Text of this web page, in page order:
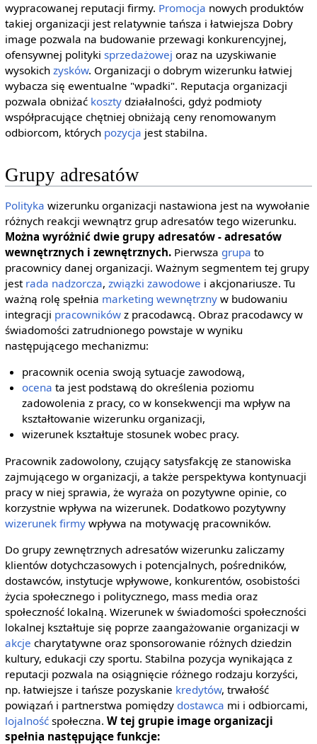
wypracowanej reputacji firmy. Promocja nowych produktów
takiej organizacji jest relatywnie tańsza i łatwiejsza Dobry
image pozwala na budowanie przewagi konkurencyjnej,
ofensywnej polityki sprzedażowej oraz na uzyskiwanie
wysokich zysków. Organizacji o dobrym wizerunku łatwiej
wybacza się ewentualne "wpadki". Reputacja organizacji
pozwala obniżać kosztydziałalności, gdyż podmioty
współpracujące chętniej obniżają ceny renomowanym
odbiorcom, których pozycja jest stabilna.
Grupy adresatów
Polityka wizerunku organizacji nastawiona jest na wywołanie
różnych reakcji wewnątrz grup adresatów tego wizerunku.
Można wyróżnić dwie grupy adresatów - adresatów
wewnętrznych i zewnętrznych.Pierwsza grupa to
pracownicy danej organizacji. Ważnym segmentem tej grupy
jest rada nadzorcza, związki zawodowe i akcjonariusze. Tu
ważną rolę spełnia marketing wewnętrznyw budowaniu
integracji pracownikówz pracodawcą. Obraz pracodawcy w
świadomości zatrudnionego powstaje w wyniku
następującego mechanizmu:
pracownik ocenia swoją sytuacje zawodową,
ocena ta jest podstawą do określenia poziomu
zadowolenia z pracy, co w konsekwencji ma wpływ na
kształtowanie wizerunku organizacji,
wizerunek kształtuje stosunek wobec pracy.
Pracownik zadowolony, czujący satysfakcję ze stanowiska
zajmującego w organizacji, a także perspektywa kontynuacji
pracy w niej sprawia, że wyraża on pozytywne opinie, co
korzystnie wpływa na wizerunek. Dodatkowo pozytywny
wizerunek firmywpływa na motywację pracowników.
Do grupy zewnętrznych adresatów wizerunku zaliczamy
klientów dotychczasowych i potencjalnych, pośredników,
dostawców, instytucje wpływowe, konkurentów, osobistości
życia społecznego i politycznego, mass media oraz
społeczność lokalną. Wizerunek w świadomości społeczności
lokalnej kształtuje się poprze zaangażowanie organizacji w
akcje charytatywne oraz sponsorowanie różnych dziedzin
kultury, edukacji czy sportu. Stabilna pozycja wynikająca z
reputacji pozwala na osiągnięcie różnego rodzaju korzyści,
np. łatwiejsze i tańsze pozyskanie kredytów, trwałość
powiązań i partnerstwa pomiędzy dostawca mi i odbiorcami,
lojalnośćspołeczna. W tej grupie image organizacji
spełnia następujące funkcje: